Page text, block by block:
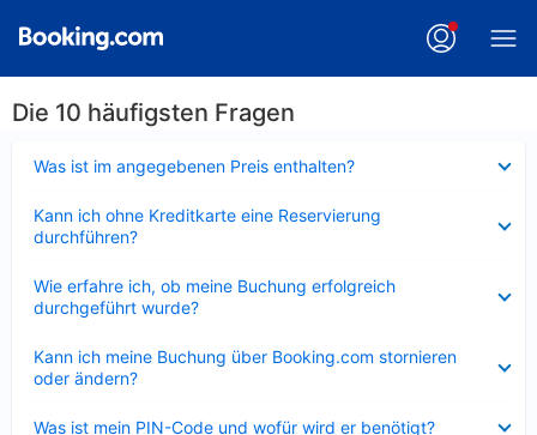
Die 10 häufigsten Fragen
Was ist im angegebenen Preis enthalten?
Kann ich ohne Kreditkarte eine Reservierung
durchführen?
Wie erfahre ich, ob meine Buchung erfolgreich
durchgeführt wurde?
Kann ich meine Buchung über Booking.com stornieren
oder ändern?
Was ist mein PIN-Code und wofür wird er benötigt?